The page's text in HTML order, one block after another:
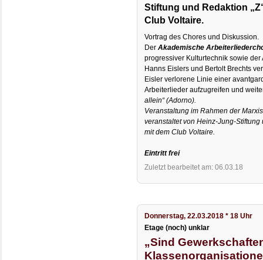
Stiftung und Redaktion
Club Voltaire.
Vortrag des Chores und Diskussion.
Der Akademische
progressiver Kulturtechnik sowie
Hanns Eislers und Bertolt Brechts
Eisler verlorene Linie einer
Arbeiterlieder aufzugreifen und
allein“ (Adorno).
Veranstaltung im Rahmen der
veranstaltet von Heinz-Jung-Stiftung
mit dem Club Voltaire.
Eintritt frei
Zuletzt bearbeitet am: 06.03.18
Donnerstag, 22.03.2018 * 18 Uhr
Etage (noch) unklar
„Sind